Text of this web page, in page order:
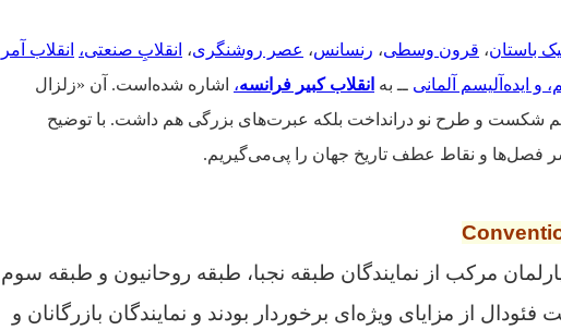
باستان، قرون وسطی، رنسانس، عصر روشنگری، انقلابِ صنعتی، انقلاب آمر
و ایده‌آلیسم آلمانی ــ به انقلاب کبیر فرانسه، اشاره شده‌است. آن «زلزال
شکست و طرح نو درانداخت بلکه عبرت‌های بزرگی هم داشت. با توضیح
سر فصل‌ها و نقاط عطف تاریخ جهان را پی‌می‌گیریم.
مرکب از نمایندگان طبقه نجبا، طبقه روحانیون و طبقه سوم
از مزایای ویژه‌ای برخوردار بودند و نمایندگان بازرگانان و